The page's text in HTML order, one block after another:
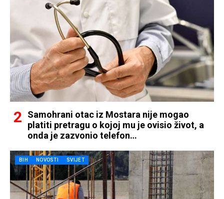
Samohrani otac iz Mostara nije mogao
platiti pretragu o kojoj mu je ovisio život, a
onda je zazvonio telefon…
BIH NOVOSTI SVIJET